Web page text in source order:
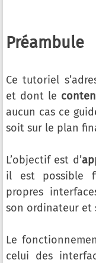
Préambule
Ce tutoriel
et dont le
aucun cas ce
soit sur le plan
L’objectif est d’
il est possible
propres
son ordinateur et
Le
celui des